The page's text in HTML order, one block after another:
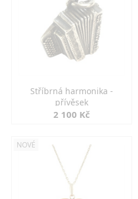
Stříbrná harmonika -
přívěsek
2 100 Kč
NOVÉ